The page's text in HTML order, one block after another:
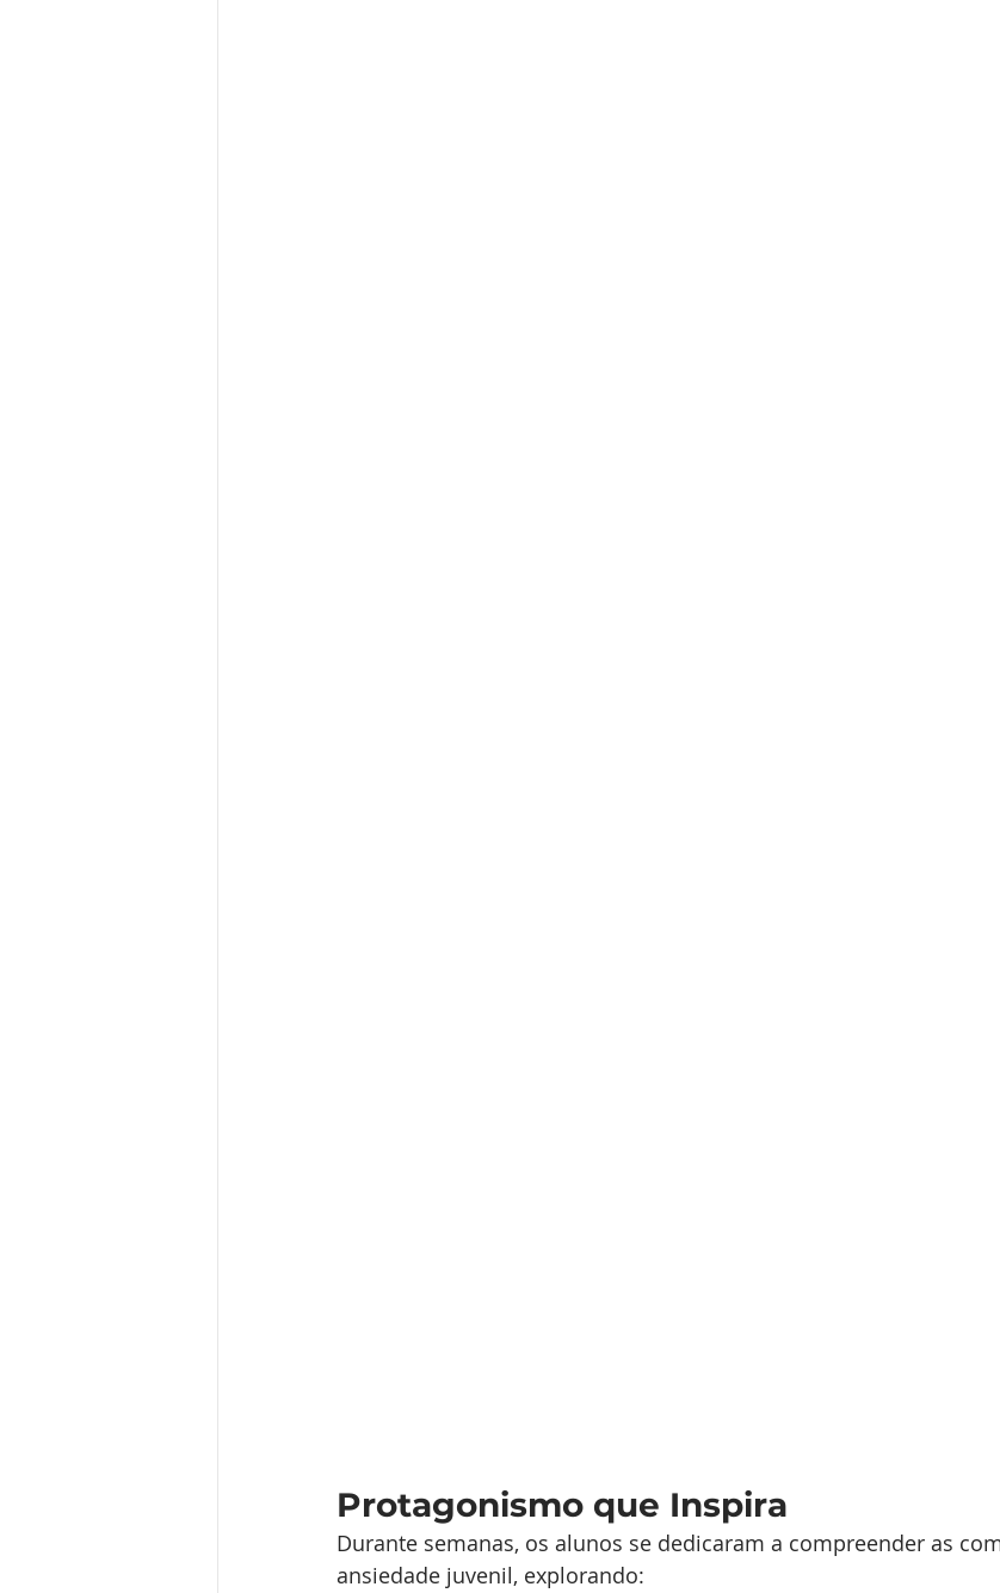
Protagonismo que Inspira
Durante semanas, os alunos se dedicaram a compreender as
ansiedade juvenil, explorando: